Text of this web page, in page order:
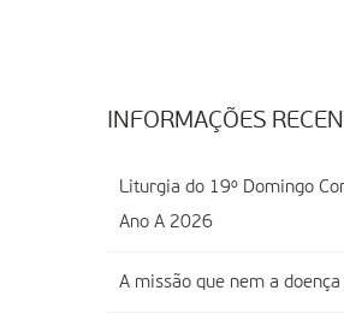
INFORMAÇÕES
Liturgia do 19º Domingo
Ano A 2026
A missão que nem a